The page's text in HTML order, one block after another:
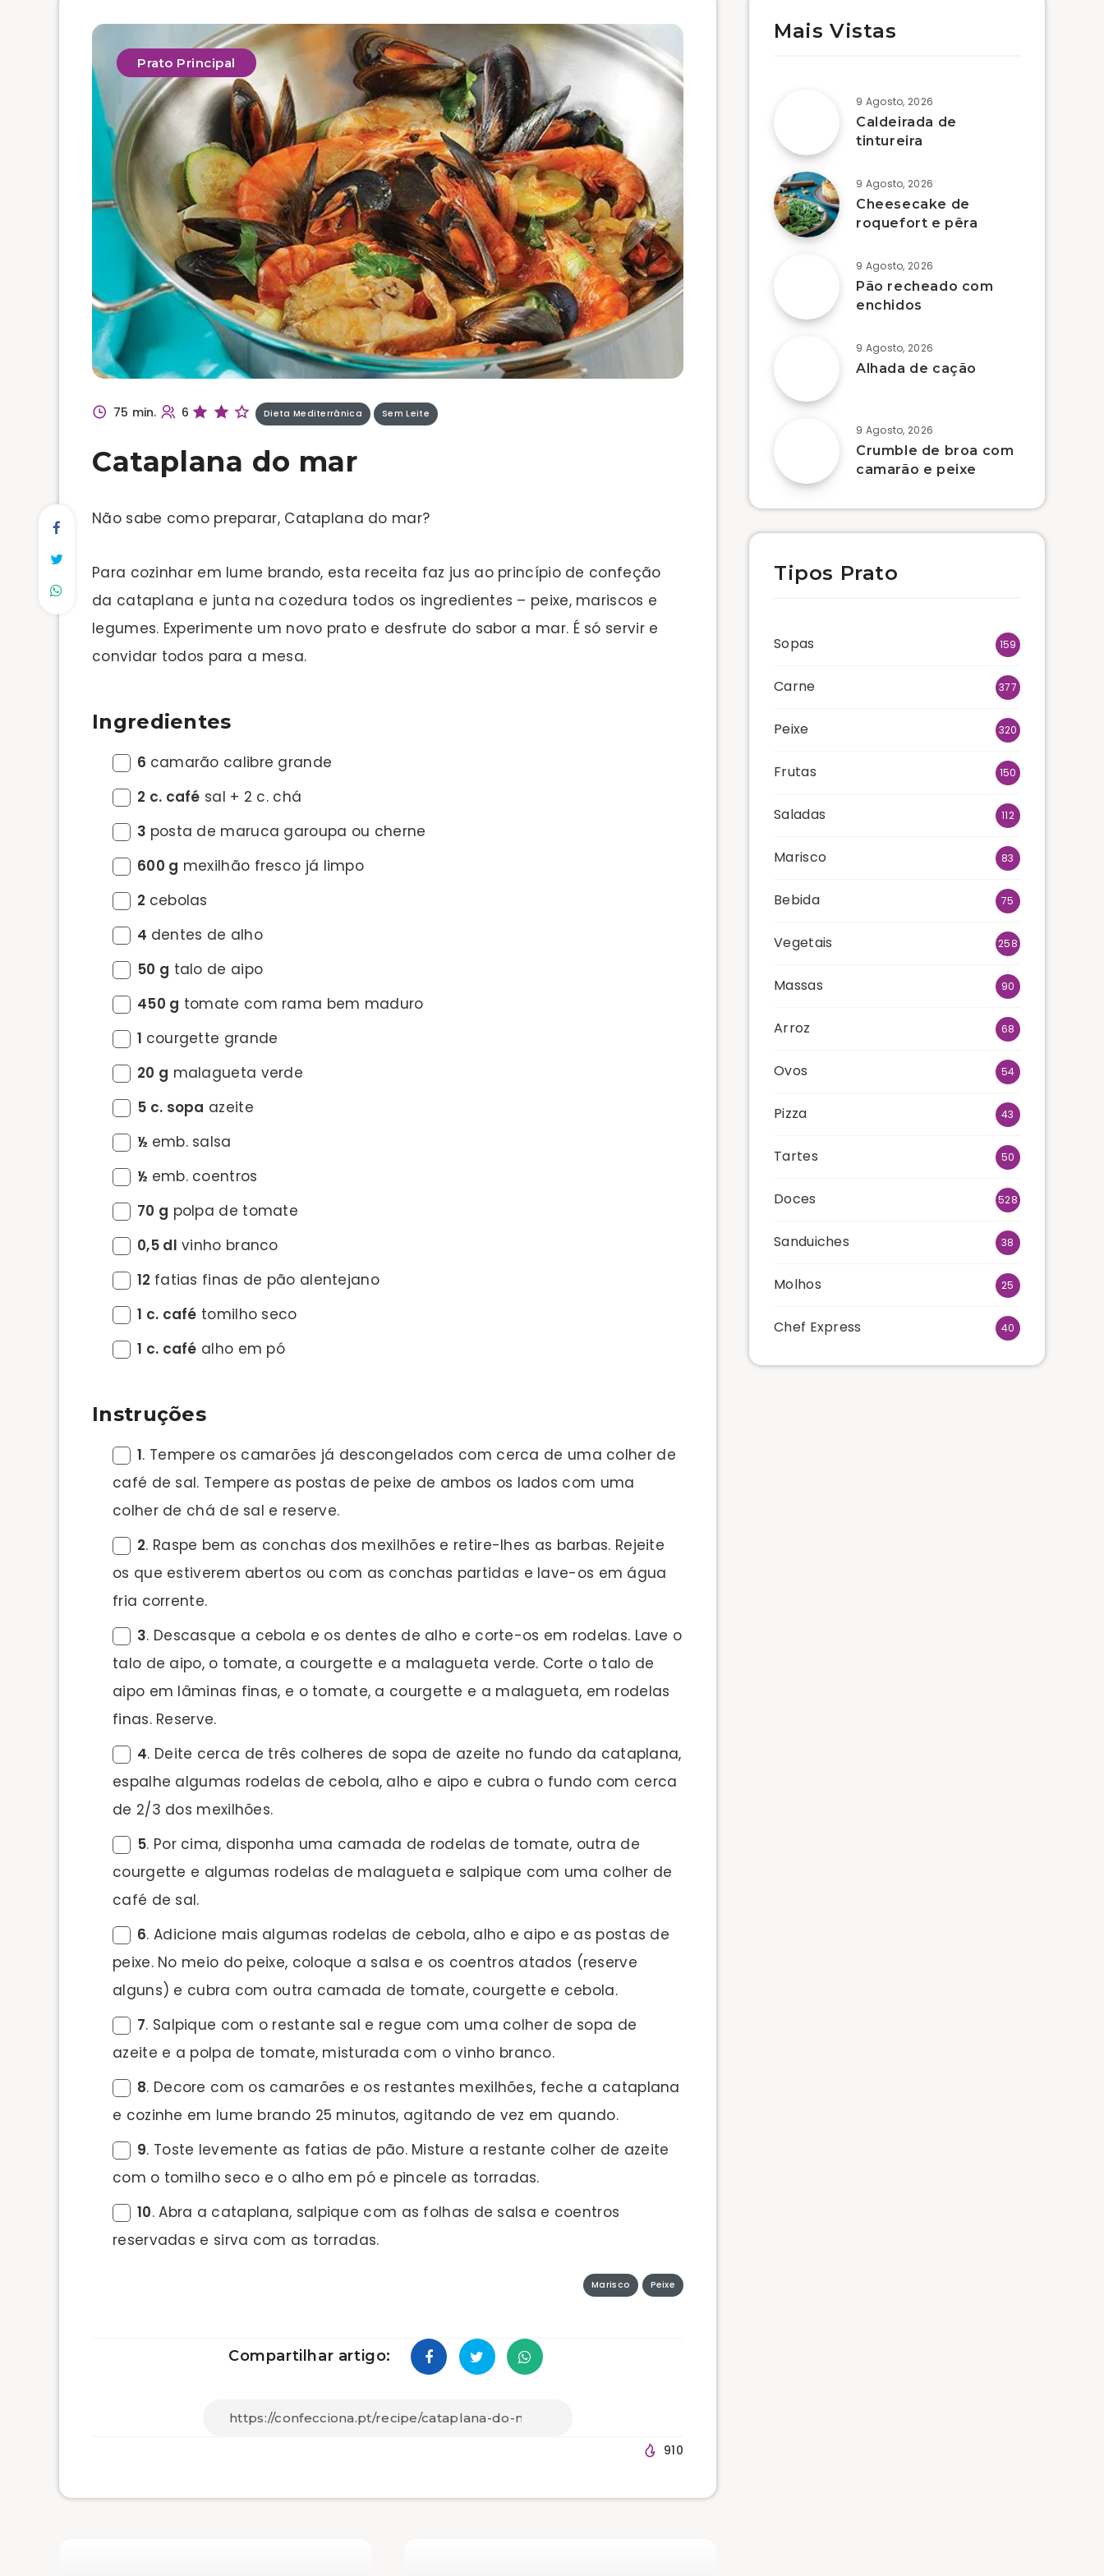
Prato Principal
75 min. 6 Dieta Mediterrânica Sem Leite
Cataplana do mar
Não sabe como preparar, Cataplana do mar?
Para cozinhar em lume brando, esta receita faz jus ao princípio de confeção
da cataplana e junta na cozedura todos os ingredientes – peixe, mariscos e
legumes. Experimente um novo prato e desfrute do sabor a mar. É só servir e
convidar todos para a mesa.
Ingredientes
6 camarão calibre grande
2 c. café sal + 2 c. chá
3 posta de maruca garoupa ou cherne
600 g mexilhão fresco já limpo
2 cebolas
4 dentes de alho
50 g talo de aipo
450 g tomate com rama bem maduro
1 courgette grande
20 g malagueta verde
5 c. sopa azeite
½ emb. salsa
½ emb. coentros
70 g polpa de tomate
0,5 dl vinho branco
12 fatias finas de pão alentejano
1 c. café tomilho seco
1 c. café alho em pó
Instruções
1. Tempere os camarões já descongelados com cerca de uma colher de
café de sal. Tempere as postas de peixe de ambos os lados com uma
colher de chá de sal e reserve.
2. Raspe bem as conchas dos mexilhões e retire-lhes as barbas. Rejeite
os que estiverem abertos ou com as conchas partidas e lave-os em água
fria corrente.
3. Descasque a cebola e os dentes de alho e corte-os em rodelas. Lave o
talo de aipo, o tomate, a courgette e a malagueta verde. Corte o talo de
aipo em lâminas finas, e o tomate, a courgette e a malagueta, em rodelas
finas. Reserve.
4. Deite cerca de três colheres de sopa de azeite no fundo da cataplana,
espalhe algumas rodelas de cebola, alho e aipo e cubra o fundo com cerca
de 2/3 dos mexilhões.
5. Por cima, disponha uma camada de rodelas de tomate, outra de
courgette e algumas rodelas de malagueta e salpique com uma colher de
café de sal.
6. Adicione mais algumas rodelas de cebola, alho e aipo e as postas de
peixe. No meio do peixe, coloque a salsa e os coentros atados (reserve
alguns) e cubra com outra camada de tomate, courgette e cebola.
7. Salpique com o restante sal e regue com uma colher de sopa de
azeite e a polpa de tomate, misturada com o vinho branco.
8. Decore com os camarões e os restantes mexilhões, feche a cataplana
e cozinhe em lume brando 25 minutos, agitando de vez em quando.
9. Toste levemente as fatias de pão. Misture a restante colher de azeite
com o tomilho seco e o alho em pó e pincele as torradas.
10. Abra a cataplana, salpique com as folhas de salsa e coentros
reservadas e sirva com as torradas.
Marisco Peixe
Compartilhar artigo:
910
Mais Vistas
9 Agosto, 2026
Caldeirada de
tintureira
9 Agosto, 2026
Cheesecake de
roquefort e pêra
9 Agosto, 2026
Pão recheado com
enchidos
9 Agosto, 2026
Alhada de cação
9 Agosto, 2026
Crumble de broa com
camarão e peixe
Tipos Prato
Sopas 159
Carne 377
Peixe 320
Frutas 150
Saladas 112
Marisco 83
Bebida 75
Vegetais 258
Massas 90
Arroz 68
Ovos 54
Pizza 43
Tartes 50
Doces 528
Sanduiches 38
Molhos 25
Chef Express 40